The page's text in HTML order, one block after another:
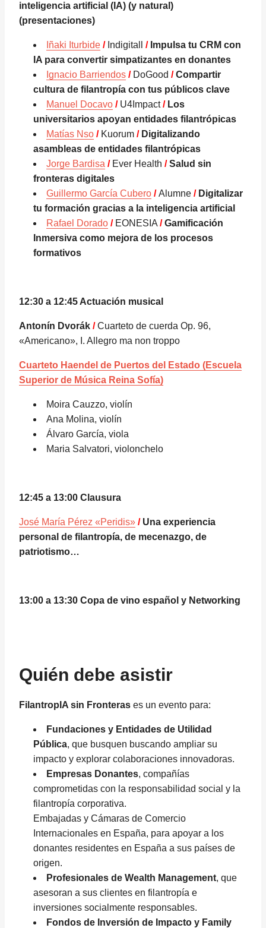
inteligencia artificial (IA) (y natural)
(presentaciones)
Iñaki Iturbide / Indigitall / Impulsa tu CRM con
IA para convertir simpatizantes en donantes
Ignacio Barriendos / DoGood / Compartir
cultura de filantropía con tus públicos clave
Manuel Docavo / U4Impact/ Los
universitarios apoyan entidades filantrópicas
Matías Nso / Kuorum / Digitalizando
asambleas de entidades filantrópicas
Jorge Bardisa / Ever Health / Salud sin
fronteras digitales
Guillermo García Cubero / Alumne / Digitalizar
tu formación gracias a la inteligencia artificial
Rafael Dorado / EONESIA/ Gamificación
Inmersiva como mejora de los procesos
formativos
12:30 a 12:45Actuación musical
Antonín Dvorák / Cuarteto de cuerda Op. 96,
«Americano», I. Allegro ma non troppo
Cuarteto Haendel de Puertos del Estado (Escuela
Superior de Música Reina Sofía)
Moira Cauzzo, violín
Ana Molina, violín
Álvaro García, viola
Maria Salvatori, violonchelo
12:45 a 13:00 Clausura
José María Pérez «Peridis» / Una experiencia
personal de filantropía, de mecenazgo, de
patriotismo…
13:00 a 13:30 Copa de vino español y Networking
Quién debe asistir
FilantropIA sin Fronteras es un evento para:
Fundaciones y Entidades de Utilidad
Pública, que busquen buscando ampliar su
impacto y explorar colaboraciones innovadoras.
Empresas Donantes, compañías
comprometidas con la responsabilidad social y la
filantropía corporativa.
Embajadas y Cámaras de Comercio
Internacionales en España, para apoyar a los
donantes residentes en España a sus países de
origen.
Profesionales de Wealth Management, que
asesoran a sus clientes en filantropía e
inversiones socialmente responsables.
Fondos de Inversión de Impacto y Family